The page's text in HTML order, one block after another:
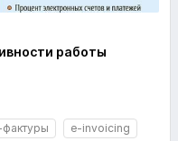
работы
фактуры
e-invoicing